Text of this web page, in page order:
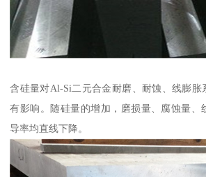
含硅量对Al-Si二元合金耐磨、耐蚀、线膨胀
有影响。随硅量的增加，磨损量、腐蚀量、
导率均直线下降。